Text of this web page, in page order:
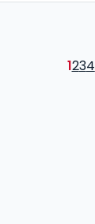
1234